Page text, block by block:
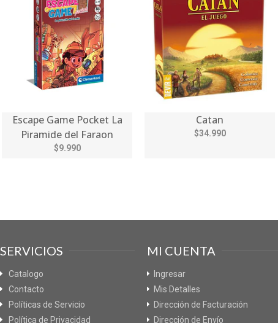
Escape Game Pocket La
Piramide del Faraon
$9.990
Catan
$34.990
SERVICIOS
Catalogo
Contacto
Políticas de Servicio
Política de Privacidad
MI CUENTA
Ingresar
Mis Detalles
Dirección de Facturación
Dirección de Envío